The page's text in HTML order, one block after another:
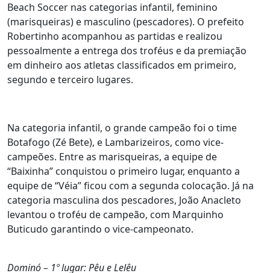
Beach Soccer nas categorias infantil, feminino
(marisqueiras) e masculino (pescadores). O prefeito
Robertinho acompanhou as partidas e realizou
pessoalmente a entrega dos troféus e da premiação
em dinheiro aos atletas classificados em primeiro,
segundo e terceiro lugares.
Na categoria infantil, o grande campeão foi o time
Botafogo (Zé Bete), e Lambarizeiros, como vice-
campeões. Entre as marisqueiras, a equipe de
“Baixinha” conquistou o primeiro lugar, enquanto a
equipe de “Véia” ficou com a segunda colocação. Já na
categoria masculina dos pescadores, João Anacleto
levantou o troféu de campeão, com Marquinho
Buticudo garantindo o vice-campeonato.
Dominó – 1º lugar: Pêu e Lelêu